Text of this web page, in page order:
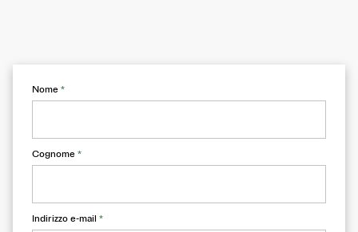
Nome *
Cognome *
Indirizzo e-mail *